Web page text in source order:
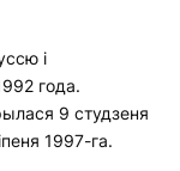
і
года.
9 студзеня
1997-га.